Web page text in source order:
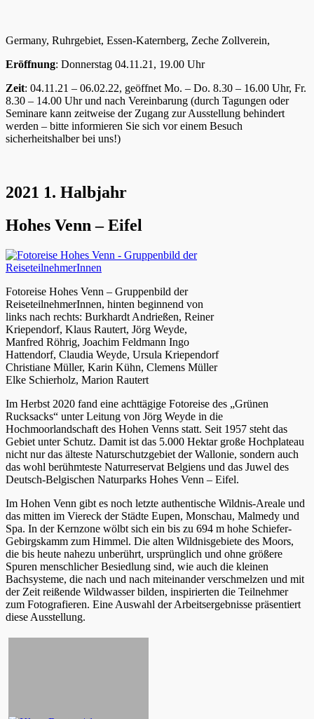
Germany, Ruhrgebiet, Essen-Katernberg, Zeche Zollverein,
Eröffnung: Donnerstag 04.11.21, 19.00 Uhr
Zeit: 04.11.21 – 06.02.22, geöffnet Mo. – Do. 8.30 – 16.00 Uhr, Fr.
8.30 – 14.00 Uhr und nach Vereinbarung (durch Tagungen oder
Seminare kann zeitweise der Zugang zur Ausstellung behindert
werden – bitte informieren Sie sich vor einem Besuch
sicherheitshalber bei uns!)
2021 1. Halbjahr
Hohes Venn – Eifel
Fotoreise Hohes Venn – Gruppenbild der
ReiseteilnehmerInnen, hinten beginnend von
links nach rechts: Burkhardt Andrießen, Reiner
Kriependorf, Klaus Rautert, Jörg Weyde,
Manfred Röhrig, Joachim Feldmann Ingo
Hattendorf, Claudia Weyde, Ursula Kriependorf
Christiane Müller, Karin Kühn, Clemens Müller
Elke Schierholz, Marion Rautert
Im Herbst 2020 fand eine achttägige Fotoreise des „Grünen
Rucksacks“ unter Leitung von Jörg Weyde in die
Hochmoorlandschaft des Hohen Venns statt. Seit 1957 steht das
Gebiet unter Schutz. Damit ist das 5.000 Hektar große Hochplateau
nicht nur das älteste Naturschutzgebiet der Wallonie, sondern auch
das wohl berühmteste Naturreservat Belgiens und das Juwel des
Deutsch-Belgischen Naturparks Hohes Venn – Eifel.
Im Hohen Venn gibt es noch letzte authentische Wildnis-Areale und
das mitten im Viereck der Städte Eupen, Monschau, Malmedy und
Spa. In der Kernzone wölbt sich ein bis zu 694 m hohe Schiefer-
Gebirgskamm zum Himmel. Die alten Wildnisgebiete des Moors,
die bis heute nahezu unberührt, ursprünglich und ohne größere
Spuren menschlicher Besiedlung sind, wie auch die kleinen
Bachsysteme, die nach und nach miteinander verschmelzen und mit
der Zeit reißende Wildwasser bilden, inspirierten die Teilnehmer
zum Fotografieren. Eine Auswahl der Arbeitsergebnisse präsentiert
diese Ausstellung.